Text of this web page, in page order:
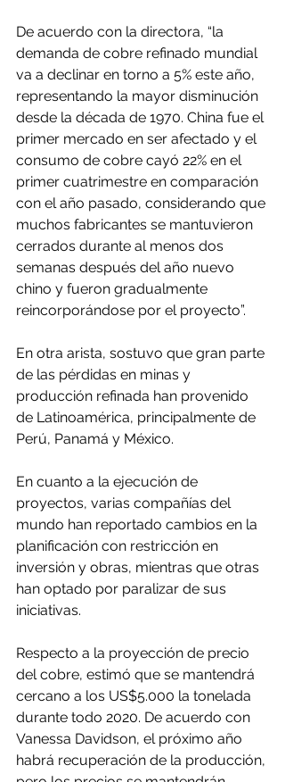
De acuerdo con la directora, “la
demanda de cobre refinado mundial
va a declinar en torno a 5% este año,
representando la mayor disminución
desde la década de 1970. China fue el
primer mercado en ser afectado y el
consumo de cobre cayó 22% en el
primer cuatrimestre en comparación
con el año pasado, considerando que
muchos fabricantes se mantuvieron
cerrados durante al menos dos
semanas después del año nuevo
chino y fueron gradualmente
reincorporándose por el proyecto”.
En otra arista, sostuvo que gran parte
de las pérdidas en minas y
producción refinada han provenido
de Latinoamérica, principalmente de
Perú, Panamá y México.
En cuanto a la ejecución de
proyectos, varias compañías del
mundo han reportado cambios en la
planificación con restricción en
inversión y obras, mientras que otras
han optado por paralizar de sus
iniciativas.
Respecto a la proyección de precio
del cobre, estimó que se mantendrá
cercano a los US$5.000 la tonelada
durante todo 2020. De acuerdo con
Vanessa Davidson, el próximo año
habrá recuperación de la producción,